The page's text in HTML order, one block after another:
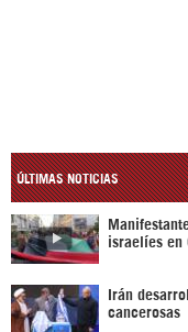
ÚLTIMAS NOTICIAS
israelíes en
Irán
cancerosas